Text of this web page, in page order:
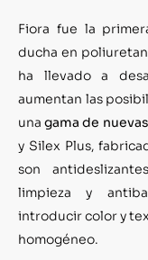
Fiora fue la
ducha en
ha llevado a
aumentan las
unagama de
y Silex Plus,
son
limpieza y
introducir color y
homogéneo.